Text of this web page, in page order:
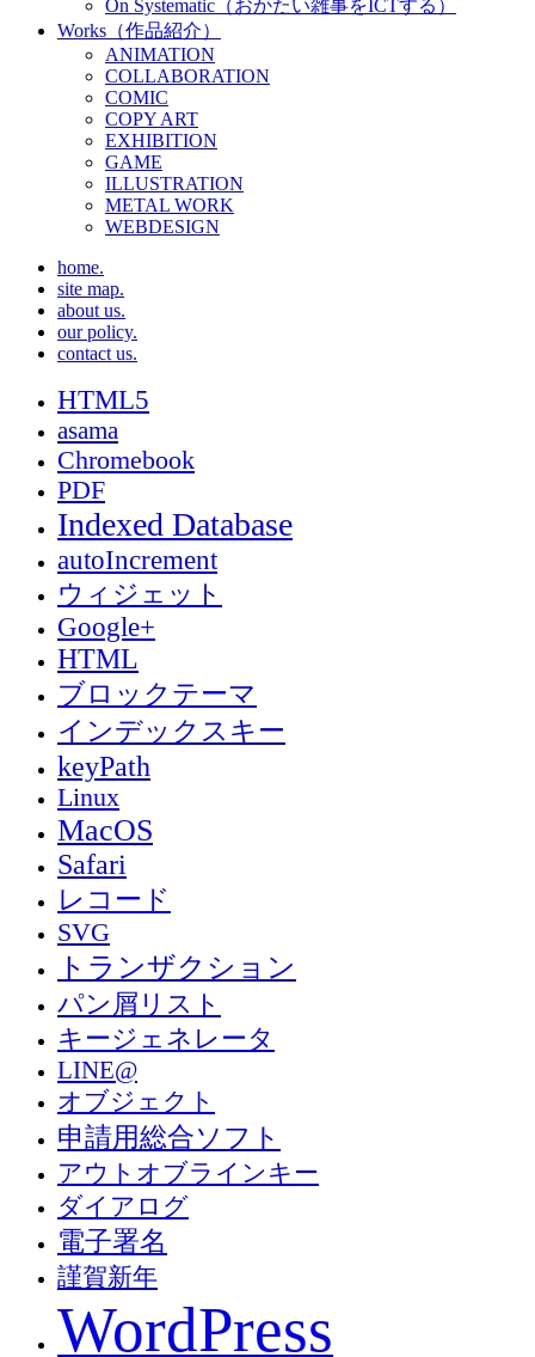
On Systematic（おかたい雑事をICTする）
Works（作品紹介）
ANIMATION
COLLABORATION
COMIC
COPY ART
EXHIBITION
GAME
ILLUSTRATION
METAL WORK
WEBDESIGN
home.
site map.
about us.
our policy.
contact us.
HTML5
asama
Chromebook
PDF
Indexed Database
autoIncrement
ウィジェット
Google+
HTML
ブロックテーマ
インデックスキー
keyPath
Linux
MacOS
Safari
レコード
SVG
トランザクション
パン屑リスト
キージェネレータ
LINE@
オブジェクト
申請用総合ソフト
アウトオブラインキー
ダイアログ
電子署名
謹賀新年
WordPress